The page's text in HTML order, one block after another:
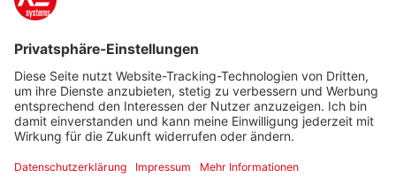
Support
Additional
Rechtliches